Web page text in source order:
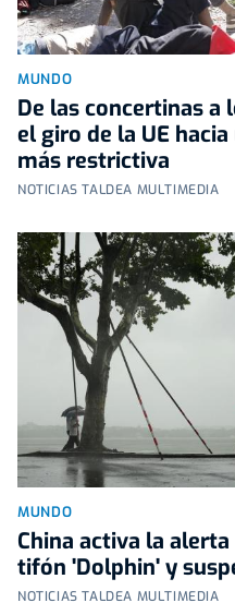
MUNDO
De las concertinas a
el giro de la UE
más restrictiva
NOTICIAS TALDEA MULTIMEDIA
MUNDO
China activa la
tifón 'Dolphin' y
NOTICIAS TALDEA MULTIMEDIA